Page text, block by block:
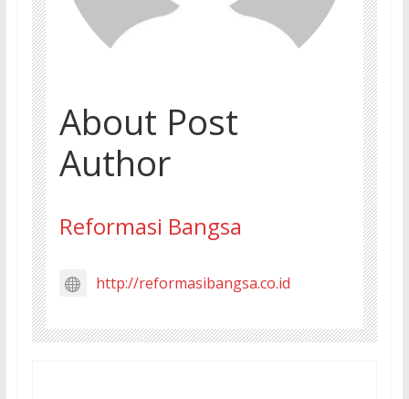
About Post
Author
Reformasi Bangsa
http://reformasibangsa.co.id